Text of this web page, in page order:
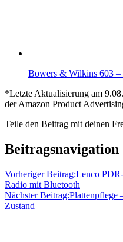
Bowers & Wilkins 603
*Letzte Aktualisierung am
der Amazon Product
Teile den Beitrag mit deinen
DAB+
DAB+
LencoLenco
Radio
Beitragsnavigation
Vorheriger Beitrag:Lenco
Radio mit Bluetooth
Nächster Beitrag:Plattenpflege
Zustand